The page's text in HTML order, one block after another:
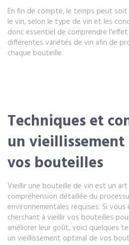
En fin de compte, le temps peut
le vin, selon le type de vin et les
donc essentiel de comprendre
différentes variétés de vin afin de
chaque bouteille.
Techniques et
un
vos bouteilles
Vieillir une bouteille de vin est un
compréhension détaillée du
environnementales requises. Si
cherchant à vieillir vos bouteilles
améliorer leur goût, voici quelques
un vieillissement optimal de vos